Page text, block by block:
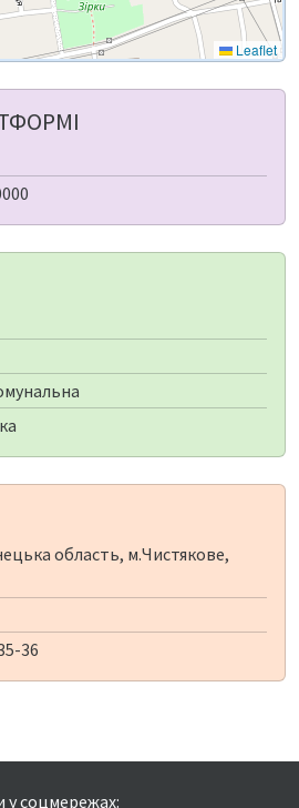
Leaflet
область, м.Чистякове,
36
у соцмережах: